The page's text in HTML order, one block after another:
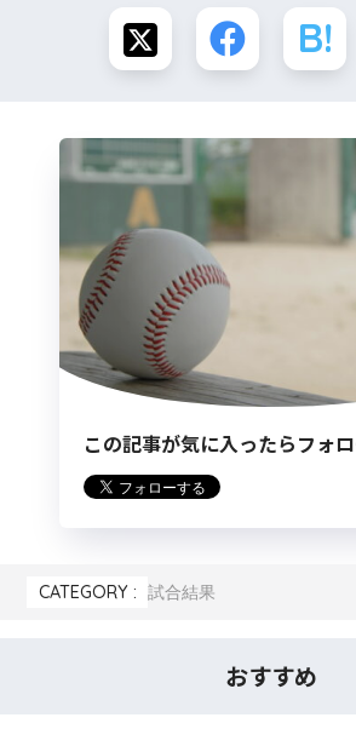
この記事が気に入ったらフォ
CATEGORY : 試合結果
おすすめ